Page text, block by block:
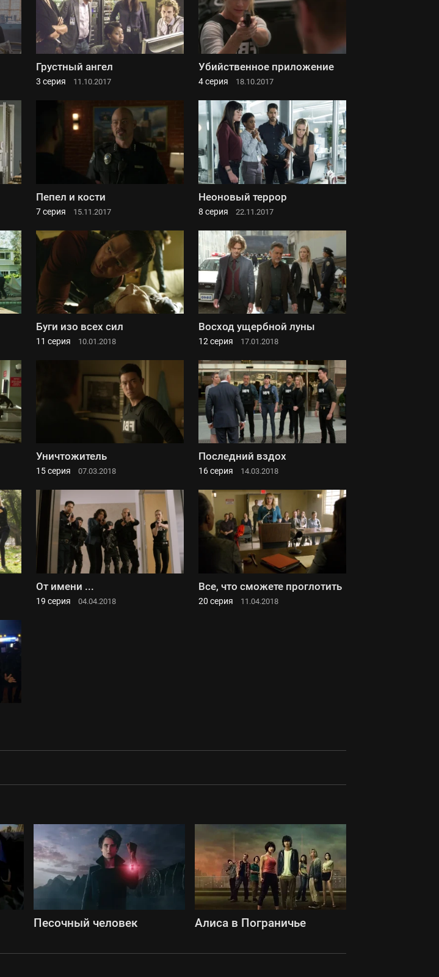
Грустный ангел
3 серия 11.10.2017
Убийственное приложение
4 серия 18.10.2017
Пепел и кости
7 серия 15.11.2017
Неоновый террор
8 серия 22.11.2017
Буги изо всех сил
11 серия 10.01.2018
Восход ущербной луны
12 серия 17.01.2018
Уничтожитель
15 серия 07.03.2018
Последний вздох
16 серия 14.03.2018
От имени ...
19 серия 04.04.2018
Все, что сможете проглотить
20 серия 11.04.2018
Песочный человек Алиса в Пограничье